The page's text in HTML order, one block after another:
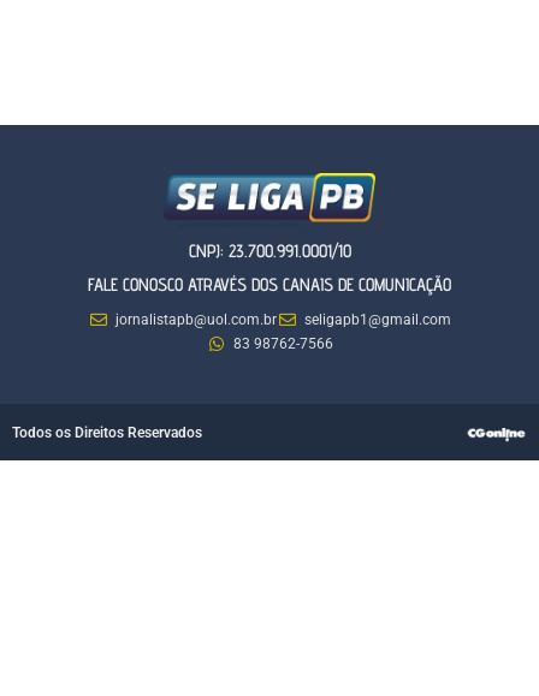
CNPJ: 23.700.991.0001/10
FALE CONOSCO ATRAVÉS DOS CANAIS DE COMUNICAÇÃO
jornalistapb@uol.com.br
seligapb1@gmail.com
83 98762-7566
Todos os Direitos Reservados